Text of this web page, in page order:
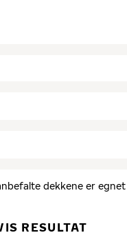
dekkene er
RESULTAT